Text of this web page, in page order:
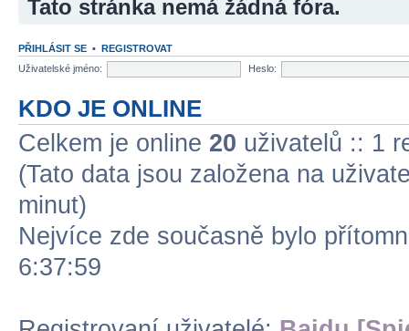
Tato stránka nemá žádná fóra.
PŘIHLÁSIT SE • REGISTROVAT
Uživatelské jméno:
Heslo:
KDO JE ONLINE
Celkem je online 20 uživatelů :: 1
(Tato data jsou založena na
minut)
Nejvíce zde současně bylo
6:37:59